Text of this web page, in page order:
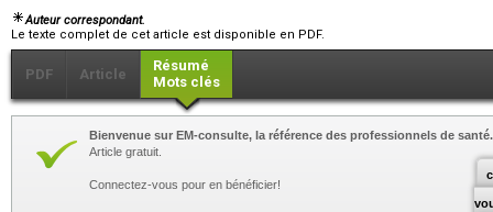
Auteur correspondant.
Le texte complet de cet article est disponible en PDF.
PDF Article
Résumé
Mots clés
Bienvenue sur EM-consulte, la référence des professionnels de santé.
Article gratuit.
Connectez-vous pour en bénéficier!